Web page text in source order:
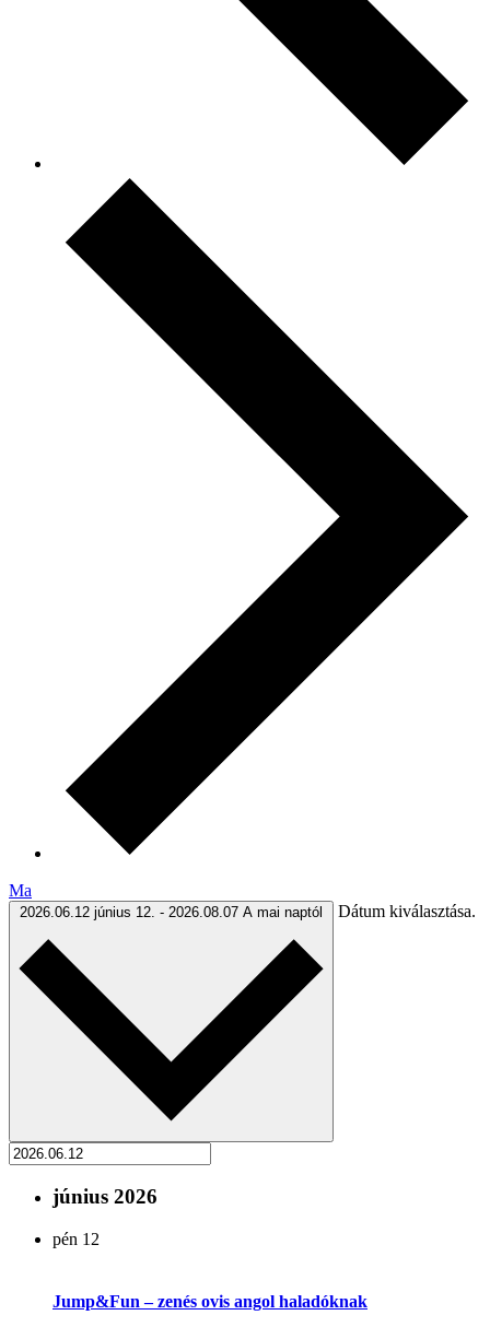
Ma
2026.06.12 június 12. - 2026.08.07 A mai naptól Dátum kiválasztása.
június 2026
pén 12
Jump&Fun – zenés ovis angol haladóknak